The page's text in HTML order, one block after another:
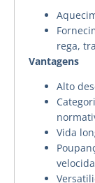
rega,
Vantagens
Alto
Vida